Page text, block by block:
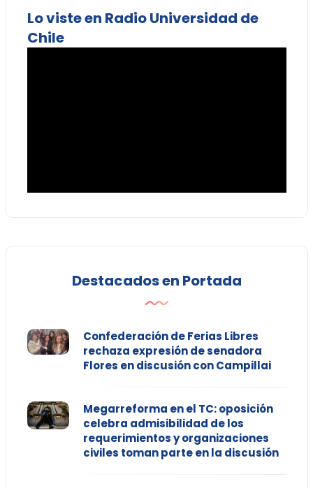
Lo viste en Radio Universidad de
Chile
Destacados en Portada
Confederación de Ferias Libres
rechaza expresión de senadora
Flores en discusión con Campillai
Megarreforma en el TC: oposición
celebra admisibilidad de los
requerimientos y organizaciones
civiles toman parte en la discusión